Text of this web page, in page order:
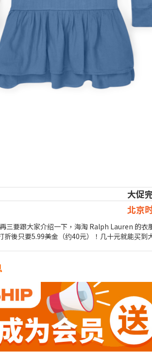
大促
北京
三要跟大家介绍一下，海淘 Ralph Lauren 的
折後只要5.99美金（约40元）！几十元就能买到